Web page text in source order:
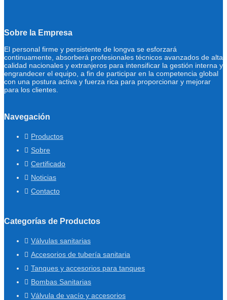
Sobre la Empresa
El personal firme y persistente de longva se esforzará
continuamente, absorberá profesionales técnicos avanzados de alta
calidad nacionales y extranjeros para intensificar la gestión interna y
engrandecer el equipo, a fin de participar en la competencia global
con una postura activa y fuerza rica para proporcionar y mejorar
para los clientes.
Navegación
Productos
Sobre
Certificado
Noticias
Contacto
Categorías de Productos
Válvulas sanitarias
Accesorios de tubería sanitaria
Tanques y accesorios para tanques
Bombas Sanitarias
Válvula de vacío y accesorios